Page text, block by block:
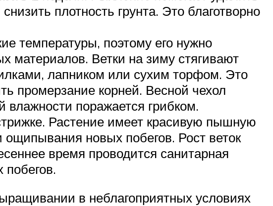
плотность грунта. Это благотворно
температуры, поэтому его нужно
материалов. Ветки на зиму стягивают
лапником или сухим торфом. Это
промерзание корней. Весной чехол
поражается грибком.
Растение имеет красивую пышную
новых побегов. Рост веток
время проводится санитарная
в неблагоприятных условиях